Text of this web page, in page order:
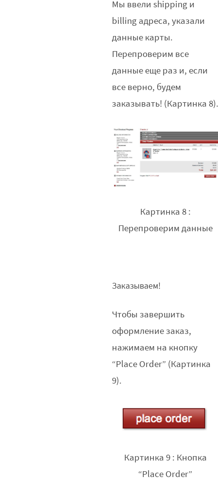
Мы ввели shipping и
billing адреса, указали
данные карты.
Перепроверим все
данные еще раз и, если
все верно, будем
заказывать! (Картинка
Картинка 8 :
Перепроверим данные
Заказываем!
Чтобы завершить
оформление заказ,
нажимаем на кнопку
“Place Order” (Картинка
9).
Картинка 9 : Кнопка
“Place Order”